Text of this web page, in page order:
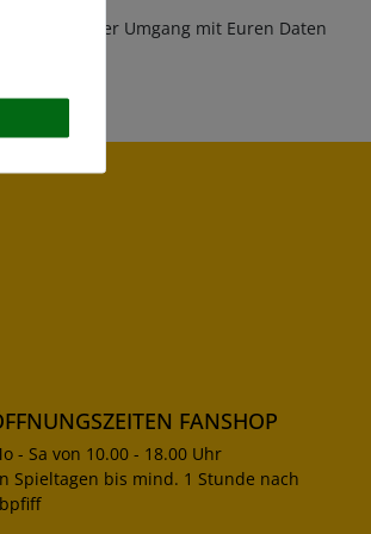
Umgang mit Euren Daten
FANSHOP
- Sa von 10.00 - 18.00 Uhr
Spieltagen bis mind. 1 Stunde nach